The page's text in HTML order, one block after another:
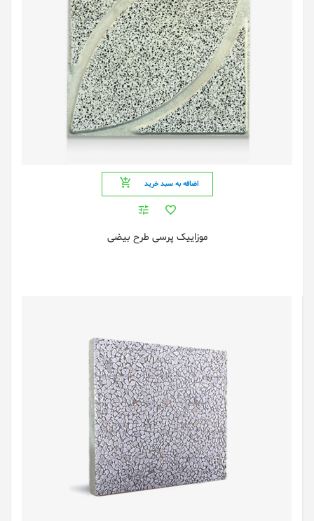
اضافه به سبد خرید
موزاییک پرسی طرح بیضی